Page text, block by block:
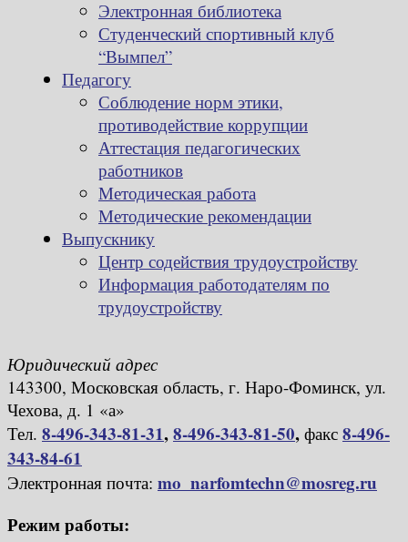
Электронная библиотека
Студенческий спортивный клуб
“Вымпел”
Педагогу
Соблюдение норм этики,
противодействие коррупции
Аттестация педагогических
работников
Методическая работа
Методические рекомендации
Выпускнику
Центр содействия трудоустройству
Информация работодателям по
трудоустройству
Юридический адрес
143300, Московская область, г. Наро-Фоминск, ул.
Чехова, д. 1 «а»
Тел. 8-496-343-81-31,8-496-343-81-50, факс 8-496-
343-84-61
Электронная почта: mo_narfomtechn@mosreg.ru
Режим работы: